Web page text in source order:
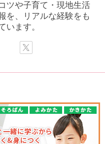
ツや子育て・現地生活
を、リアルな経験をも
います。